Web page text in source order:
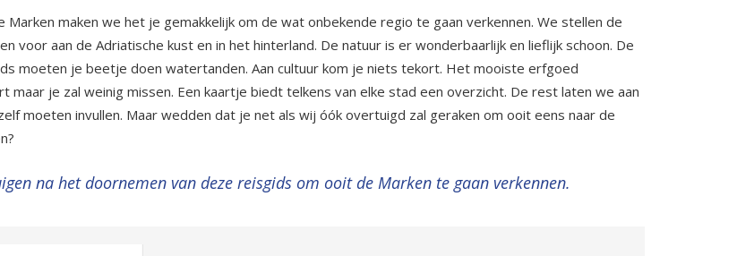
Marken maken we het je gemakkelijk om de wat onbekende regio te gaan verkennen. We stellen de
voor aan de Adriatische kust en in het hinterland. De natuur is er wonderbaarlijk en lieflijk schoon. De
moeten je beetje doen watertanden. Aan cultuur kom je niets tekort. Het mooiste erfgoed
maar je zal weinig missen. Een kaartje biedt telkens van elke stad een overzicht. De rest laten we aan
moeten invullen. Maar wedden dat je net als wij óók overtuigd zal geraken om ooit eens naar de
na het doornemen van deze reisgids om ooit de Marken te gaan verkennen.